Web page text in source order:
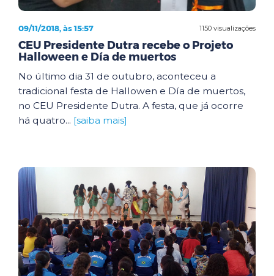
1150 visualizações
09/11/2018, às 15:57
CEU Presidente Dutra recebe o Projeto
Halloween e Día de muertos
No último dia 31 de outubro, aconteceu a
tradicional festa de Hallowen e Día de muertos,
no CEU Presidente Dutra. A festa, que já ocorre
há quatro... [saiba mais]